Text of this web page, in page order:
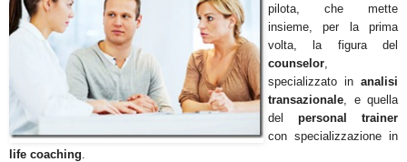
pilota, che mette
insieme, per la prima
volta, la figura del
counselor
specializzato in analisi
transazionale , e quella
del personal trainer
con specializzazione in
life coaching